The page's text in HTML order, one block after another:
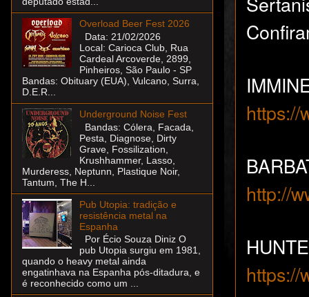
https://
http://
https://
Overload Beer Fest 2026
Data: 21/02/2026
Local: Carioca Club, Rua
Cardeal Arcoverde, 2899,
Pinheiros, São Paulo - SP
Bandas: Obituary (EUA), Vulcano, Surra,
D.E.R...
Underground Noise Fest
Bandas: Cólera, Facada,
Pesta, Diagnose, Dirty
Grave, Fossilization,
Krushhammer, Lasso,
Murderess, Neptunn, Plastique Noir,
Tantum, The H...
Pub Utopia: tradição e
resistência metal na
Espanha
Por Écio Souza Diniz O
pub Utopia surgiu em 1981,
quando o heavy metal ainda
engatinhava na Espanha pós-ditadura, e
é reconhecido como um ...